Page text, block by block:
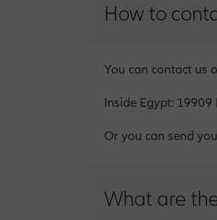
How to
You can contact us
Inside Egypt:
Or you can send
What are